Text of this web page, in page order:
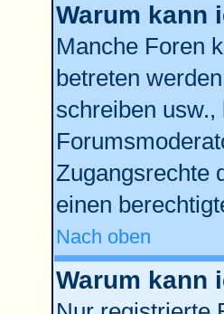
Warum kann
Manche Foren
betreten
schreiben
Zugangsrechte
einen
Nach oben
Warum kann